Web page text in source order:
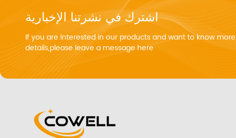
اشترك في نشرتنا الإخبارية
If you are interested in our products and want to know more
details,please leave a message here